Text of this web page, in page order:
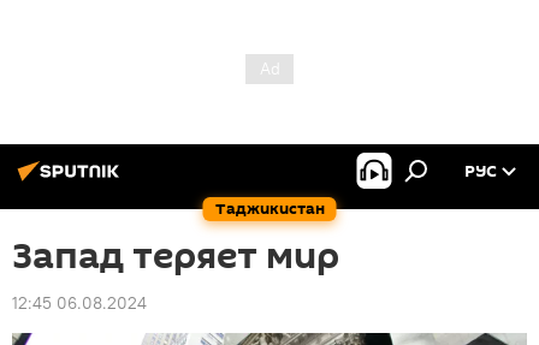
Таджикистан
РУС
Запад теряет мир
12:45 06.08.2024